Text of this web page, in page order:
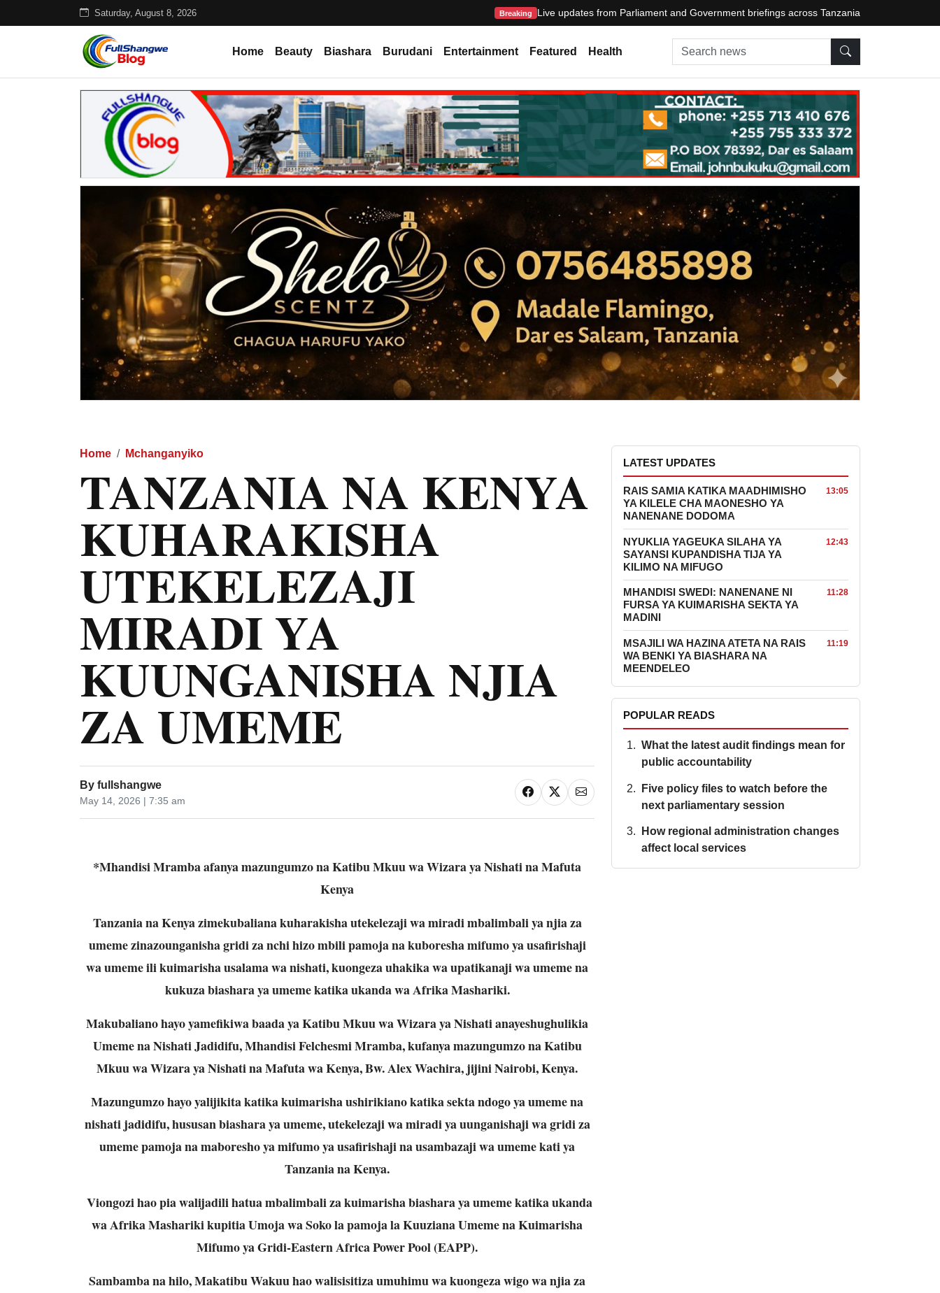
Saturday, August 8, 2026 Breaking Live updates from Parliament and Government briefings across Tanzania
Home Beauty Biashara Burudani Entertainment Featured Health Search news
Home Mchanganyiko
TANZANIA NA KENYA
KUHARAKISHA
UTEKELEZAJI
MIRADI YA
KUUNGANISHA NJIA
ZA UMEME
By fullshangwe
May 14, 2026 | 7:35 am
*Mhandisi Mramba afanya mazungumzo na Katibu Mkuu wa Wizara ya Nishati na Mafuta
Kenya
Tanzania na Kenya zimekubaliana kuharakisha utekelezaji wa miradi mbalimbali ya njia za
umeme zinazounganisha gridi za nchi hizo mbili pamoja na kuboresha mifumo ya usafirishaji
wa umeme ili kuimarisha usalama wa nishati, kuongeza uhakika wa upatikanaji wa umeme na
kukuza biashara ya umeme katika ukanda wa Afrika Mashariki.
Makubaliano hayo yamefikiwa baada ya Katibu Mkuu wa Wizara ya Nishati anayeshughulikia
Umeme na Nishati Jadidifu, Mhandisi Felchesmi Mramba, kufanya mazungumzo na Katibu
Mkuu wa Wizara ya Nishati na Mafuta wa Kenya, Bw. Alex Wachira, jijini Nairobi, Kenya.
Mazungumzo hayo yalijikita katika kuimarisha ushirikiano katika sekta ndogo ya umeme na
nishati jadidifu, hususan biashara ya umeme, utekelezaji wa miradi ya uunganishaji wa gridi za
umeme pamoja na maboresho ya mifumo ya usafirishaji na usambazaji wa umeme kati ya
Tanzania na Kenya.
Viongozi hao pia walijadili hatua mbalimbali za kuimarisha biashara ya umeme katika ukanda
wa Afrika Mashariki kupitia Umoja wa Soko la pamoja la Kuuziana Umeme na Kuimarisha
Mifumo ya Gridi-Eastern Africa Power Pool (EAPP).
Sambamba na hilo, Makatibu Wakuu hao walisisitiza umuhimu wa kuongeza wigo wa njia za
LATEST UPDATES
RAIS SAMIA KATIKA MAADHIMISHO
YA KILELE CHA MAONESHO YA
NANENANE DODOMA
13:05
NYUKLIA YAGEUKA SILAHA YA
SAYANSI KUPANDISHA TIJA YA
KILIMO NA MIFUGO
12:43
MHANDISI SWEDI: NANENANE NI
FURSA YA KUIMARISHA SEKTA YA
MADINI
11:28
MSAJILI WA HAZINA ATETA NA RAIS
WA BENKI YA BIASHARA NA
MEENDELEO
11:19
POPULAR READS
What the latest audit findings mean for
public accountability
Five policy files to watch before the
next parliamentary session
How regional administration changes
affect local services